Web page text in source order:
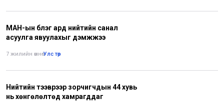
МАН-ын бүлэг ард нийтийн санал
асуулга явуулахыг дэмжжээ
7 жилийн өмнө•Улс төр
Нийтийн тээврээр зорчигчдын 44 хувь
нь хөнгөлөлтөд хамрагддаг